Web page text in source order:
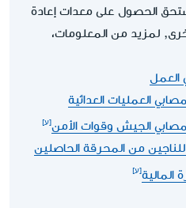
تستحق الحصول على معدات إعادة
لمزيد من المعلومات،
العمل
العمليات العدائية
الجيش وقوات الأمن
من المحرقة الحاصلين